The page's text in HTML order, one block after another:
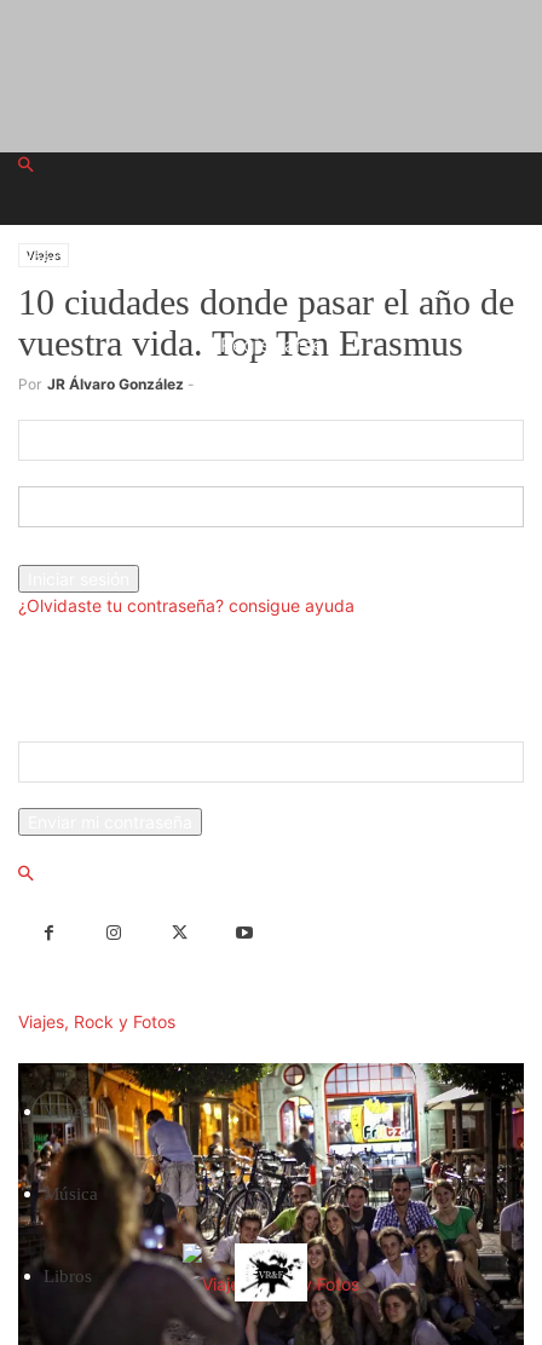
lunes, agosto 10, 2026
Registrarse
¿Olvidaste tu contraseña? consigue ayuda
Viajes, Rock y Fotos
Viajes
Música
Libros
Viajes
10 ciudades donde pasar el año de
vuestra vida. Top Ten Erasmus
Por JR Álvaro González -